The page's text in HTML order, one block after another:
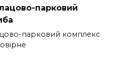
парковий
парковий комплекс